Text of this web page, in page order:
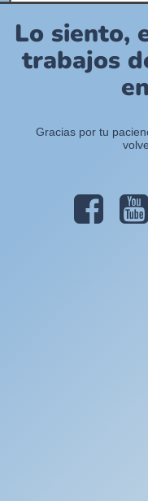
Lo siento,
trabajos
Gracias por tu